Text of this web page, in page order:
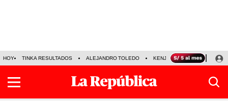
HOY TINKA RESULTADOS ALEJANDRO TOLEDO KENJI FUJIMORI